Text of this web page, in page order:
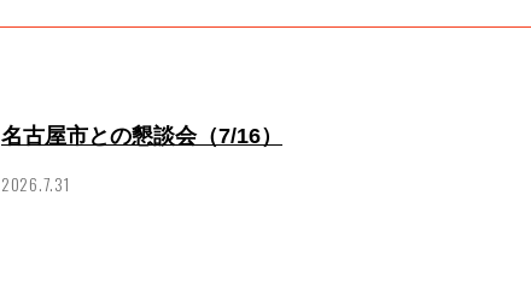
名古屋市との懇談会（7/16）
2026.7.31